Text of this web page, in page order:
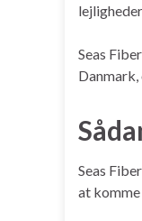
Seas
Seas
at komme